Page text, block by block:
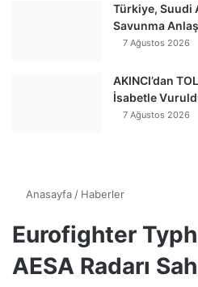
Türkiye, Suudi
Savunma
7 Ağustos 2026
AKINCI’dan
İsabetle
7 Ağustos 2026